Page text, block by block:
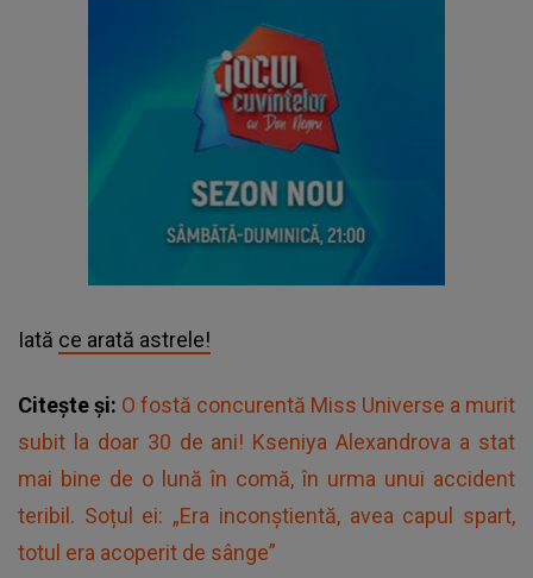
Iată ce arată astrele!
Citește și: O fostă concurentă Miss Universe a murit
subit la doar 30 de ani! Kseniya Alexandrova a stat
mai bine de o lună în comă, în urma unui accident
teribil. Soțul ei: „Era inconștientă, avea capul spart,
totul era acoperit de sânge”